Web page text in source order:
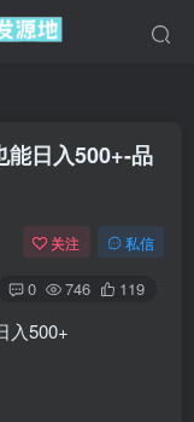
能日入500+-品
关注 私信
0 746 119